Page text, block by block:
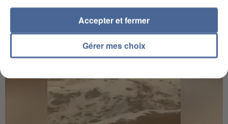
Gérer mes choix
Accepter et fermer